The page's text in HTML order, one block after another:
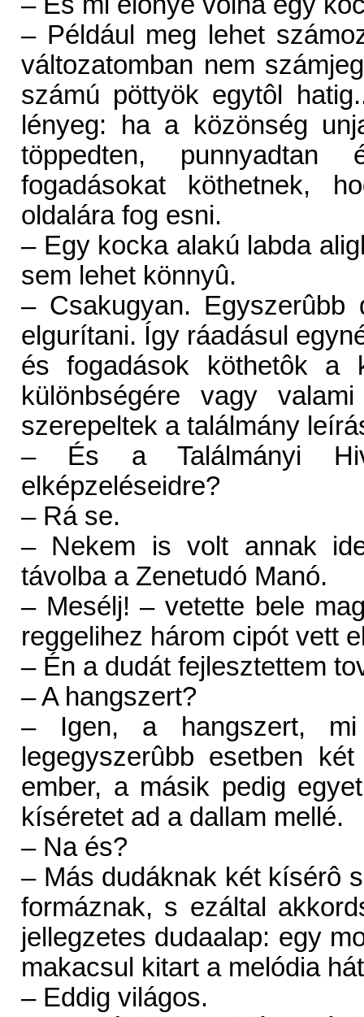
– Például meg lehet
változatomban nem
számú pöttyök egytôl
lényeg: ha a közönség
töppedten,
fogadásokat köthetnek,
oldalára fog esni.
– Egy kocka alakú labda
sem lehet könnyû.
– Csakugyan. Egyszerûbb
elgurítani. Így ráadásul
és fogadások köthetôk a
különbségére vagy
szerepeltek a találmány
– És a Találmányi
elképzeléseidre?
– Rá se.
– Nekem is volt annak
távolba a Zenetudó Manó.
– Mesélj! – vetette bele
reggelihez három cipót vett
– Én a dudát fejlesztettem
– A hangszert?
– Igen, a hangszert,
legegyszerûbb esetben
ember, a másik pedig
kíséretet ad a dallam mellé.
– Na és?
– Más dudáknak két kísérô
formáznak, s ezáltal
jellegzetes dudaalap: egy
makacsul kitart a melódia
– Eddig világos.